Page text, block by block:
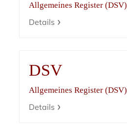
Allgemeines Register (DSV)
Details
DSV
Allgemeines Register (DSV)
Details